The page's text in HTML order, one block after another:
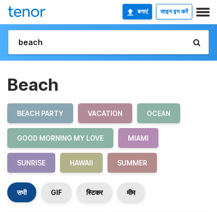
बनाएं साइन इन करें
Beach
BEACH PARTY VACATION OCEAN
GOOD MORNING MY LOVE MIAMI
SUNRISE HAWAII SUMMER
सभी GIF स्टिकर मीम